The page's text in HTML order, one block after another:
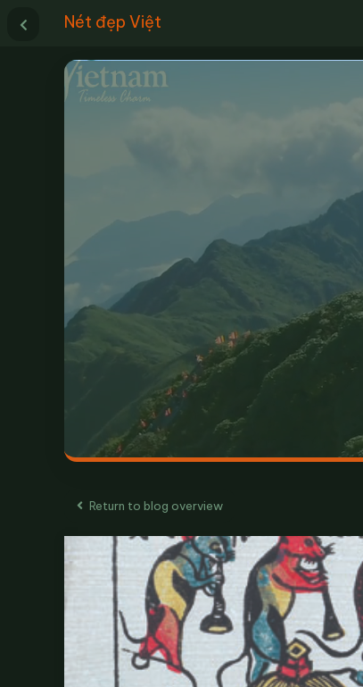
Nét đẹp Việt
Return to blog overview